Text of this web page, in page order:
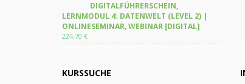
DIGITALFÜHRERSCHEIN,
LERNMODUL 4: DATENWELT (LEVEL 2) |
ONLINESEMINAR, WEBINAR [DIGITAL]
224,70 €
KURSSUCHE